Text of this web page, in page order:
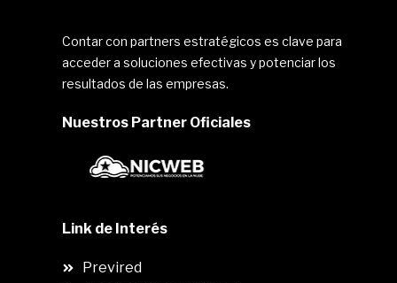
Contar con partners estratégicos es clave para
acceder a soluciones efectivas y potenciar los
resultados de las empresas.
Nuestros Partner Oficiales
Link de Interés
Previred